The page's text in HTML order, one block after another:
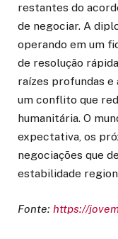
restantes do
de negociar. A
operando em um
de resolução
raízes profundas e
um conflito que
humanitária. O
expectativa, os
negociações que
estabilidade
Fonte: https://